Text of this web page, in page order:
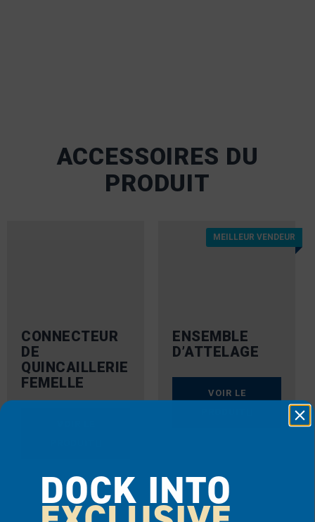
ACCESSOIRES DU
PRODUIT
CONNECTEUR
DE
QUINCAILLERIE
FEMELLE
AJOUTER AU
DEVIS
MEILLEUR VENDEUR
ENSEMBLE
D’ATTELAGE
VOIR LE
DOCK INTO